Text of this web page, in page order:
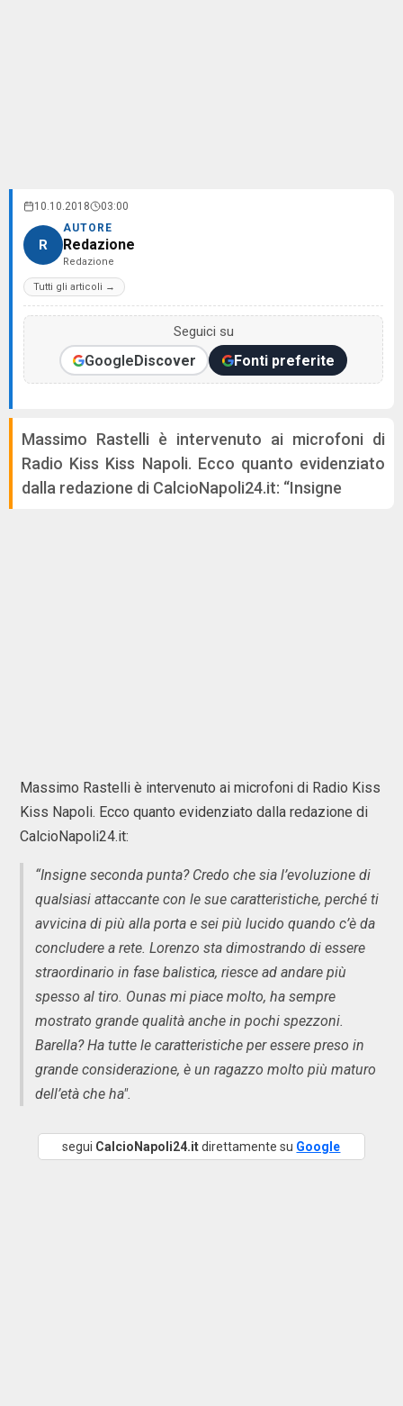
10.10.2018 03:00
R
AUTORE
Redazione
Redazione
Tutti gli articoli →
Seguici su
GoogleDiscover Fonti preferite
Massimo Rastelli è intervenuto ai microfoni di
Radio Kiss Kiss Napoli. Ecco quanto evidenziato
dalla redazione di CalcioNapoli24.it: “Insigne
Massimo Rastelli è intervenuto ai microfoni di Radio Kiss
Kiss Napoli. Ecco quanto evidenziato dalla redazione di
CalcioNapoli24.it:
“Insigne seconda punta? Credo che sia l’evoluzione di
qualsiasi attaccante con le sue caratteristiche, perché ti
avvicina di più alla porta e sei più lucido quando c’è da
concludere a rete. Lorenzo sta dimostrando di essere
straordinario in fase balistica, riesce ad andare più
spesso al tiro. Ounas mi piace molto, ha sempre
mostrato grande qualità anche in pochi spezzoni.
Barella? Ha tutte le caratteristiche per essere preso in
grande considerazione, è un ragazzo molto più maturo
dell’età che ha".
segui CalcioNapoli24.itdirettamente su Google